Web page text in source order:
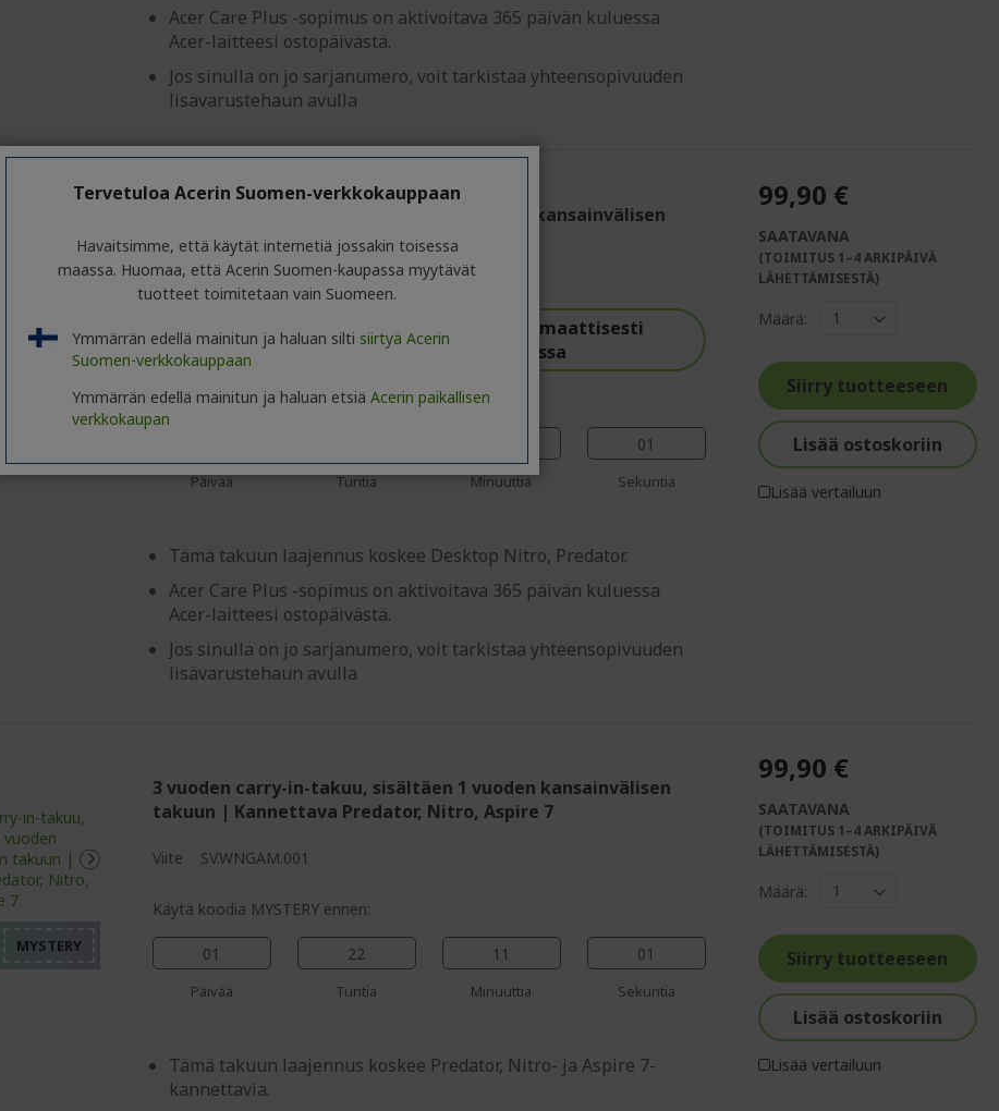
Acer Care Plus -sopimus on aktivoitava 365 päivän kuluessa
Acer-laitteesi ostopäivästä.
Jos sinulla on jo sarjanumero, voit tarkistaa yhteensopivuuden
lisävarustehaun avulla
4 vuoden carry-in-takuu sisältäen 1 vuoden kansainvälisen
takuun | Predator & Nitro-pöytätietokone
Viite SV.WDGAM.002
Alennuksesi −30
€
huomioidaan automaattisesti
ostoskorissa
Käytä koodia MYSTERY ennen:
Päivää Tuntia Minuuttia
00
Sekuntia
Tämä takuun laajennus koskee Desktop Nitro, Predator.
Acer Care Plus -sopimus on aktivoitava 365 päivän kuluessa
Acer-laitteesi ostopäivästä.
Jos sinulla on jo sarjanumero, voit tarkistaa yhteensopivuuden
lisävarustehaun avulla
99,90 €
SAATAVANA
(TOIMITUS 1–4 ARKIPÄIVÄ
LÄHETTÄMISESTÄ)
Määrä:
Siirry tuotteeseen
Lisää ostoskoriin
Lisää vertailuun
3 vuoden carry-in-takuu, sisältäen 1 vuoden kansainvälisen
takuun | Kannettava Predator, Nitro, Aspire 7
Viite SV.WNGAM.001
Käytä koodia MYSTERY ennen:
01
Päivää
22
Tuntia
11
Minuuttia
00
Sekuntia
Tämä takuun laajennus koskee Predator, Nitro- ja Aspire 7-
kannettavia.
99,90 €
SAATAVANA
(TOIMITUS 1–4 ARKIPÄIVÄ
LÄHETTÄMISESTÄ)
Määrä:
Siirry tuotteeseen
Lisää ostoskoriin
Lisää vertailuun
Tervetuloa Acerin Suomen-verkkokauppaan
Havaitsimme, että käytät internetiä jossakin toisessa
maassa. Huomaa, että Acerin Suomen-kaupassa myytävät
tuotteet toimitetaan vain Suomeen.
Ymmärrän edellä mainitun ja haluan silti siirtyä Acerin
Suomen-verkkokauppaan
Ymmärrän edellä mainitun ja haluan etsiä Acerin paikallisen
verkkokaupan